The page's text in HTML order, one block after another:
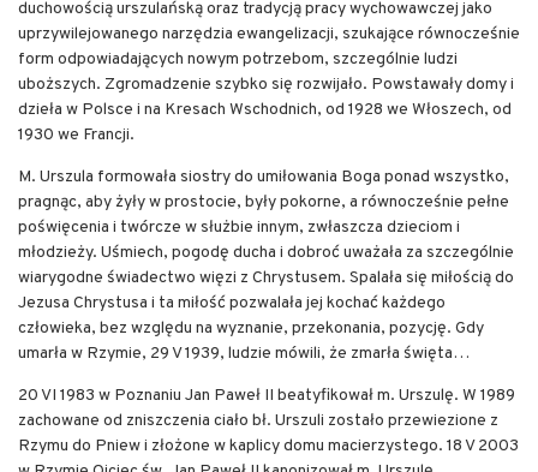
duchowością urszulańską oraz tradycją pracy wychowawczej jako
uprzywilejowanego narzędzia ewangelizacji, szukające równocześnie
form odpowiadających nowym potrzebom, szczególnie ludzi
uboższych. Zgromadzenie szybko się rozwijało. Powstawały domy i
dzieła w Polsce i na Kresach Wschodnich, od 1928 we Włoszech, od
1930 we Francji.
M. Urszula formowała siostry do umiłowania Boga ponad wszystko,
pragnąc, aby żyły w prostocie, były pokorne, a równocześnie pełne
poświęcenia i twórcze w służbie innym, zwłaszcza dzieciom i
młodzieży. Uśmiech, pogodę ducha i dobroć uważała za szczególnie
wiarygodne świadectwo więzi z Chrystusem. Spalała się miłością do
Jezusa Chrystusa i ta miłość pozwalała jej kochać każdego
człowieka, bez względu na wyznanie, przekonania, pozycję. Gdy
umarła w Rzymie, 29 V 1939, ludzie mówili, że zmarła święta…
20 VI 1983 w Poznaniu Jan Paweł II beatyfikował m. Urszulę. W 1989
zachowane od zniszczenia ciało bł. Urszuli zostało przewiezione z
Rzymu do Pniew i złożone w kaplicy domu macierzystego. 18 V 2003